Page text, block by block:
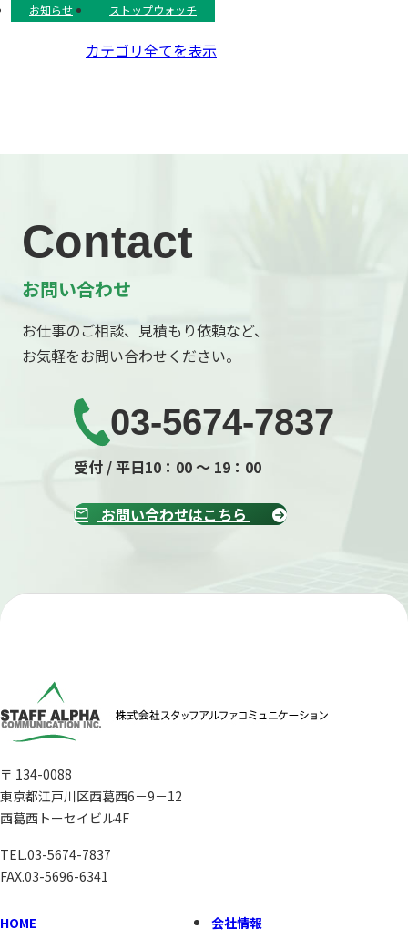
お知らせ ストップウォッチ
カテゴリ全てを表示
Contact
お問い合わせ
お仕事のご相談、見積もり依頼など、
お気軽をお問い合わせください。
03-5674-7837
受付 / 平日10：00 ～ 19：00
お問い合わせはこちら
〒 134-0088
東京都江戸川区西葛西6－9－12
西葛西トーセイビル4F
TEL.03-5674-7837
FAX.03-5696-6341
HOME 会社情報